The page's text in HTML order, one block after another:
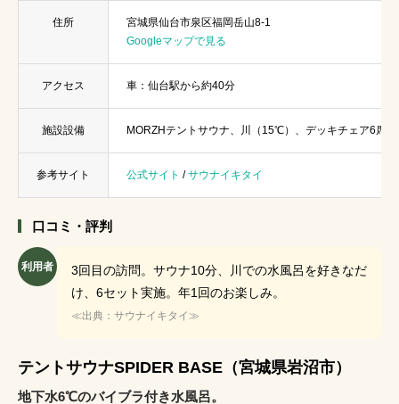
住所
宮城県仙台市泉区福岡岳山8-1
Googleマップで見る
アクセス 車：仙台駅から約40分
施設設備 MORZHテントサウナ、川（15℃）、デッキチェア6席
参考サイト 公式サイト /サウナイキタイ
口コミ・評判
利用者
3回目の訪問。サウナ10分、川での水風呂を好きなだ
け、6セット実施。年1回のお楽しみ。
≪出典：サウナイキタイ≫
テントサウナSPIDER BASE（宮城県岩沼市）
地下水6℃のバイブラ付き水風呂。